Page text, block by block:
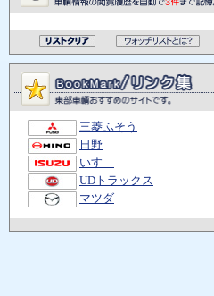
三菱ふそう
日野
いすゞ
UDトラックス
マツダ